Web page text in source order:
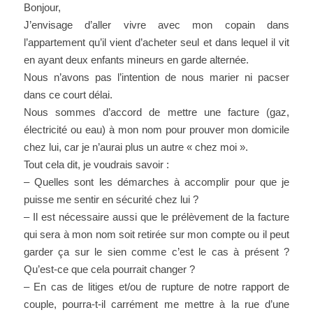
Bonjour,
J’envisage d’aller vivre avec mon copain dans
l’appartement qu’il vient d’acheter seul et dans lequel il vit
en ayant deux enfants mineurs en garde alternée.
Nous n’avons pas l’intention de nous marier ni pacser
dans ce court délai.
Nous sommes d’accord de mettre une facture (gaz,
électricité ou eau) à mon nom pour prouver mon domicile
chez lui, car je n’aurai plus un autre « chez moi ».
Tout cela dit, je voudrais savoir :
– Quelles sont les démarches à accomplir pour que je
puisse me sentir en sécurité chez lui ?
– Il est nécessaire aussi que le prélèvement de la facture
qui sera à mon nom soit retirée sur mon compte ou il peut
garder ça sur le sien comme c’est le cas à présent ?
Qu’est-ce que cela pourrait changer ?
– En cas de litiges et/ou de rupture de notre rapport de
couple, pourra-t-il carrément me mettre à la rue d’une